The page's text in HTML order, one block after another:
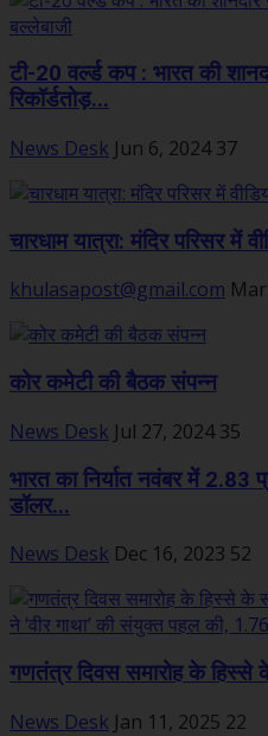
टी-20 वर्ल्ड कप : भारत की
रिकॉर्डतोड़...
News Desk Jun 6, 2024 37
चारधाम यात्रा: मंदिर परिसर में
khulasapost@gmail.com
कोर कमेटी की बैठक संपन्न
News Desk Jul 27, 2024 35
भारत का निर्यात नवंबर में
डॉलर...
News Desk Dec 16, 2023 52
गणतंत्र दिवस समारोह के हिस्से
News Desk Jan 11, 2025 22